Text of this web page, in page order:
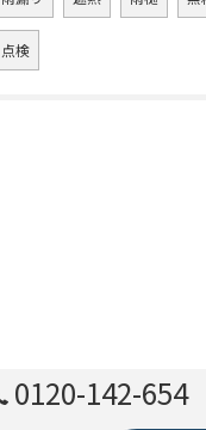
点検
0120-142-654